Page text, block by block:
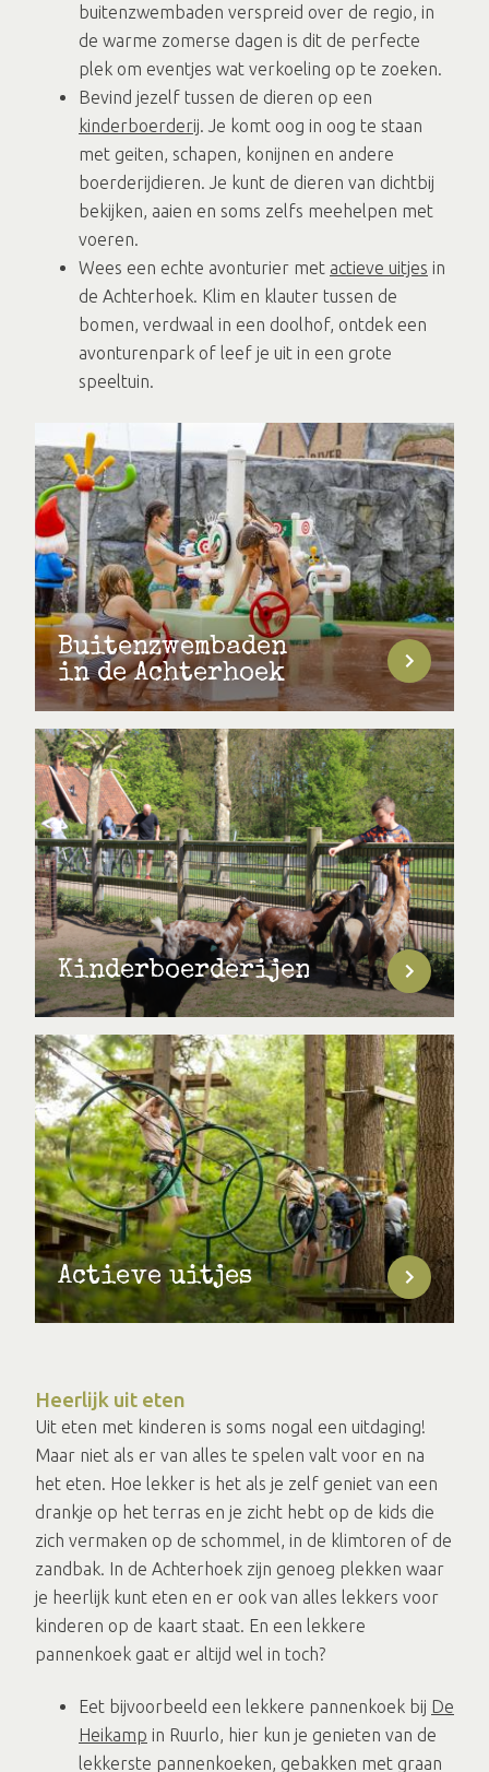
buitenzwembaden verspreid over de regio, in
de warme zomerse dagen is dit de perfecte
plek om eventjes wat verkoeling op te zoeken.
Bevind jezelf tussen de dieren op een
kinderboerderij. Je komt oog in oog te staan
met geiten, schapen, konijnen en andere
boerderijdieren. Je kunt de dieren van dichtbij
bekijken, aaien en soms zelfs meehelpen met
voeren.
Wees een echte avonturier met actieve uitjes in
de Achterhoek. Klim en klauter tussen de
bomen, verdwaal in een doolhof, ontdek een
avonturenpark of leef je uit in een grote
speeltuin.
Buitenzwembaden
in de Achterhoek
Kinderboerderijen
Actieve uitjes
Heerlijk uit eten
Uit eten met kinderen is soms nogal een uitdaging!
Maar niet als er van alles te spelen valt voor en na
het eten. Hoe lekker is het als je zelf geniet van een
drankje op het terras en je zicht hebt op de kids die
zich vermaken op de schommel, in de klimtoren of de
zandbak. In de Achterhoek zijn genoeg plekken waar
je heerlijk kunt eten en er ook van alles lekkers voor
kinderen op de kaart staat. En een lekkere
pannenkoek gaat er altijd wel in toch?
Eet bijvoorbeeld een lekkere pannenkoek bij De
Heikamp in Ruurlo, hier kun je genieten van de
lekkerste pannenkoeken, gebakken met graan